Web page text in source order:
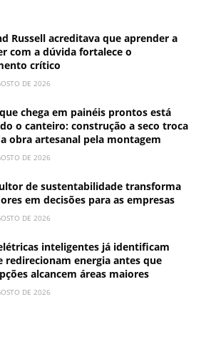
Russell acreditava que aprender a
com a dúvida fortalece o
crítico
DE 2026
chega em painéis prontos está
o canteiro: construção a seco troca
obra artesanal pela montagem
DE 2026
de sustentabilidade transforma
em decisões para as empresas
DE 2026
inteligentes já identificam
redirecionam energia antes que
alcancem áreas maiores
DE 2026